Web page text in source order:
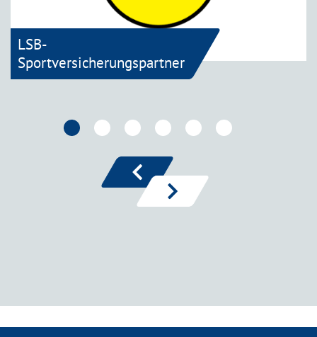
LSB-
Sportversicherungspartner
zurück
vor